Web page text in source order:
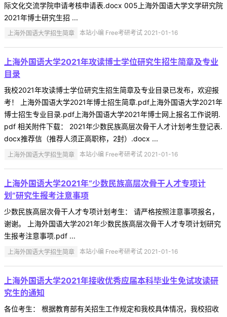
际文化交流学院申请考核申请表.docx 005上海外国语大学文学研究院
2021年博士研究生招 ...
上海外国语大学招生简章 本站小编 Free考研考试 2021-01-16
上海外国语大学2021年攻读博士学位研究生招生简章及专业
目录
我校2021年攻读博士学位研究生招生简章及专业目录已发布，欢迎报
考！ 上海外国语大学2021年博士招生简章.pdf上海外国语大学2021年
博士招生专业目录.pdf上海外国语大学2021年博士网上报名工作说明.
pdf 相关附件下载： 2021年少数民族高层次骨干人才计划考生登记表.
docx推荐信（推荐人须正高职称，2封）.docx ...
上海外国语大学招生简章 本站小编 Free考研考试 2021-01-16
上海外国语大学2021年“少数民族高层次骨干人才专项计
划”研究生报考注意事项
少数民族高层次骨干人才专项计划考生： 请严格按照注意事项报名，
谢谢。 上海外国语大学2021年少数民族高层次骨干人才专项计划研究
生报考注意事项.pdf ...
上海外国语大学招生简章 本站小编 Free考研考试 2021-01-16
上海外国语大学2021年接收优秀应届本科毕业生免试攻读研
究生的通知
各位考生： 根据教育部有关招生工作规定和我校具体情况，我校招收